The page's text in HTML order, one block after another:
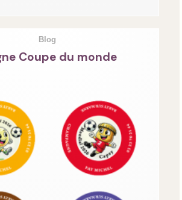
Blog
Coupe du monde